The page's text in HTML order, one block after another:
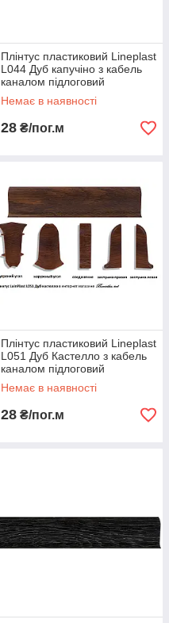
Плінтус пластиковий Lineplast
L044 Дуб капучіно з кабель
каналом підлоговий
пластиковий плінтус
Немає в наявності
28 ₴/пог.м
Плінтус пластиковий Lineplast
L051 Дуб Кастелло з кабель
каналом підлоговий
пластиковий плінтус
Немає в наявності
28 ₴/пог.м